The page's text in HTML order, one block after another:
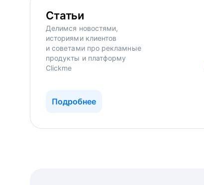
Статьи
Делимся новостями,
историями клиентов
и советами про рекламные
продукты и платформу
Clickme
Подробнее